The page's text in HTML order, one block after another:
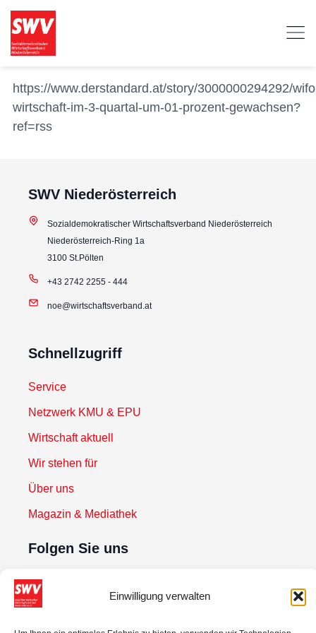
Einwilligung verwalten
https://www.derstandard.at/story/3000000294292/
wirtschaft-im-3-quartal-um-01-prozent-gewachsen?
ref=rss
SWV Niederösterreich
Sozialdemokratischer Wirtschaftsverband Niederösterreich
Niederösterreich-Ring 1a
3100 St.Pölten
+43 2742 2255 - 444
noe@wirtschaftsverband.at
Schnellzugriff
Service
Netzwerk KMU & EPU
Wirtschaft aktuell
Wir stehen für
Über uns
Magazin & Mediathek
Folgen Sie uns